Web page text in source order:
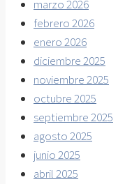
marzo 2026
febrero 2026
enero 2026
diciembre 2025
noviembre 2025
octubre 2025
septiembre 2025
agosto 2025
junio 2025
abril 2025